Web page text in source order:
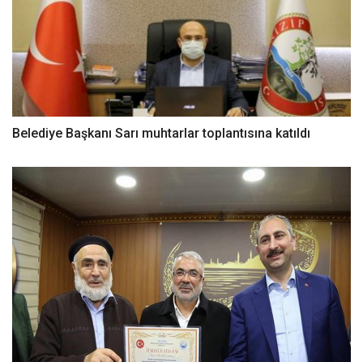
Belediye Başkanı Sarı muhtarlar toplantısına katıldı